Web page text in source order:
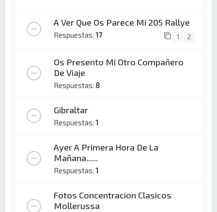
A Ver Que Os Parece Mi 205 Rallye
Respuestas:17 1 2
Os Presento Mi Otro Compañero
De Viaje
Respuestas: 8
Gibraltar
Respuestas:1
Ayer A Primera Hora De La
Mañana......
Respuestas:1
Fotos Concentracion Clasicos
Mollerussa